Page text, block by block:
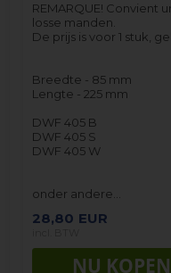
REMARQUE! Convient
losse manden.
De prijs is voor 1 stuk,
Breedte - 85 mm
Lengte - 225 mm
DWF 405 B
DWF 405 S
DWF 405 W
onder andere…
28,80 EUR